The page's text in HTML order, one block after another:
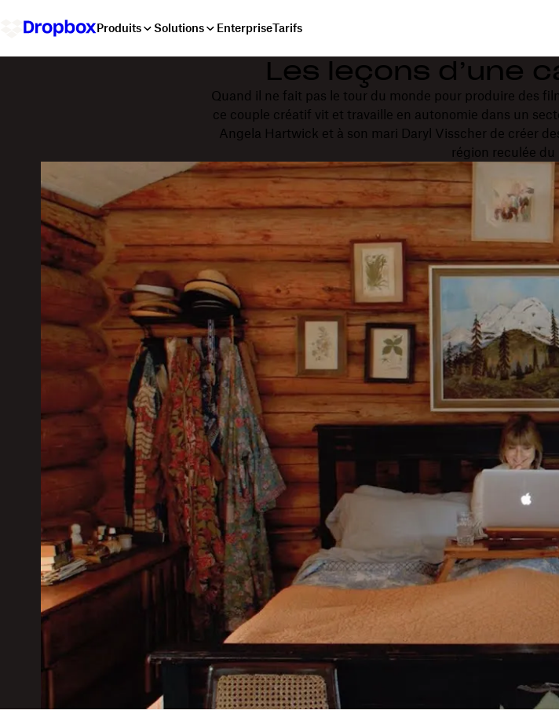
Produits Solutions EnterpriseTarifs
Les leçons d’une
Quand il ne fait pas le tour du monde pour produire des
ce couple créatif vit et travaille en autonomie dans un
Angela Hartwick et à son mari Daryl Visscher de créer
région reculée du